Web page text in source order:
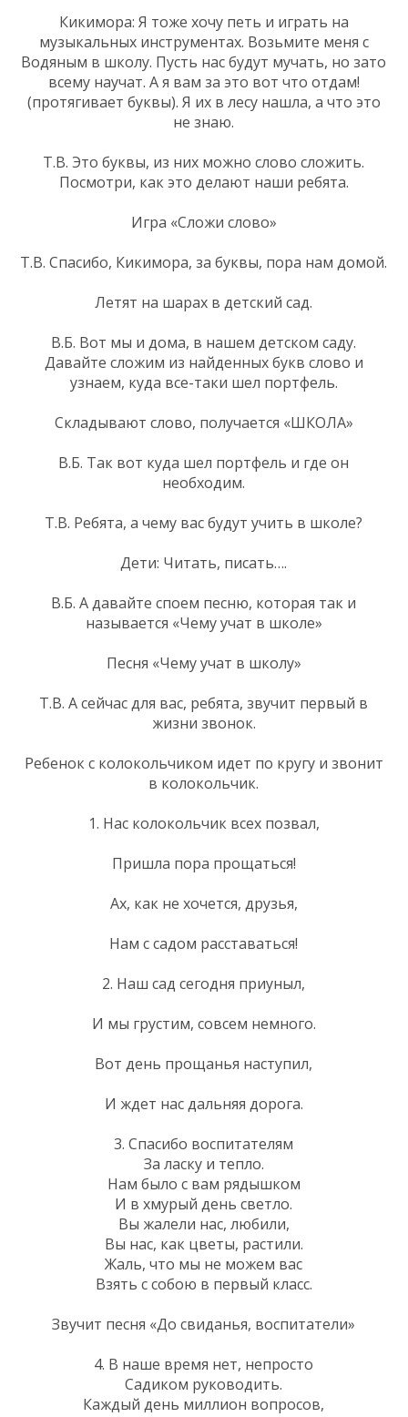
Кикимора: Я тоже хочу петь и играть на
музыкальных инструментах. Возьмите меня с
Водяным в школу. Пусть нас будут мучать, но зато
всему научат. А я вам за это вот что отдам!
(протягивает буквы). Я их в лесу нашла, а что это
не знаю.
Т.В. Это буквы, из них можно слово сложить.
Посмотри, как это делают наши ребята.
Игра «Сложи слово»
Т.В. Спасибо, Кикимора, за буквы, пора нам домой.
Летят на шарах в детский сад.
В.Б. Вот мы и дома, в нашем детском саду.
Давайте сложим из найденных букв слово и
узнаем, куда все-таки шел портфель.
Складывают слово, получается «ШКОЛА»
В.Б. Так вот куда шел портфель и где он
необходим.
Т.В. Ребята, а чему вас будут учить в школе?
Дети: Читать, писать….
В.Б. А давайте споем песню, которая так и
называется «Чему учат в школе»
Песня «Чему учат в школу»
Т.В. А сейчас для вас, ребята, звучит первый в
жизни звонок.
Ребенок с колокольчиком идет по кругу и звонит
в колокольчик.
1. Нас колокольчик всех позвал,
Пришла пора прощаться!
Ах, как не хочется, друзья,
Нам с садом расставаться!
2. Наш сад сегодня приуныл,
И мы грустим, совсем немного.
Вот день прощанья наступил,
И ждет нас дальняя дорога.
3. Спасибо воспитателям
За ласку и тепло.
Нам было с вам рядышком
И в хмурый день светло.
Вы жалели нас, любили,
Вы нас, как цветы, растили.
Жаль, что мы не можем вас
Взять с собою в первый класс.
Звучит песня «До свиданья, воспитатели»
4. В наше время нет, непросто
Садиком руководить.
Каждый день миллион вопросов,